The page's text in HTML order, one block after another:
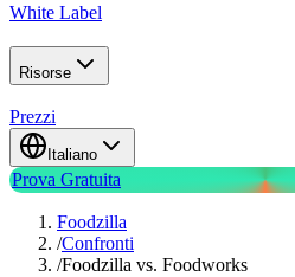
White Label
Risorse
Prezzi
Italiano
Prova Gratuita
Foodzilla
/Confronti
/Foodzilla vs. Foodworks